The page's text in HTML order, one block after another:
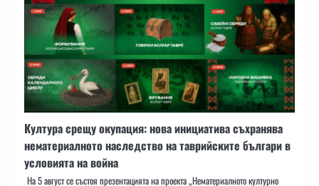
Култура срещу окупация: нова инициатива съхранява
нематериалното наследство на таврийските българи в
условията на война
На 5 август се състоя презентацията на проекта „Нематериалното културно